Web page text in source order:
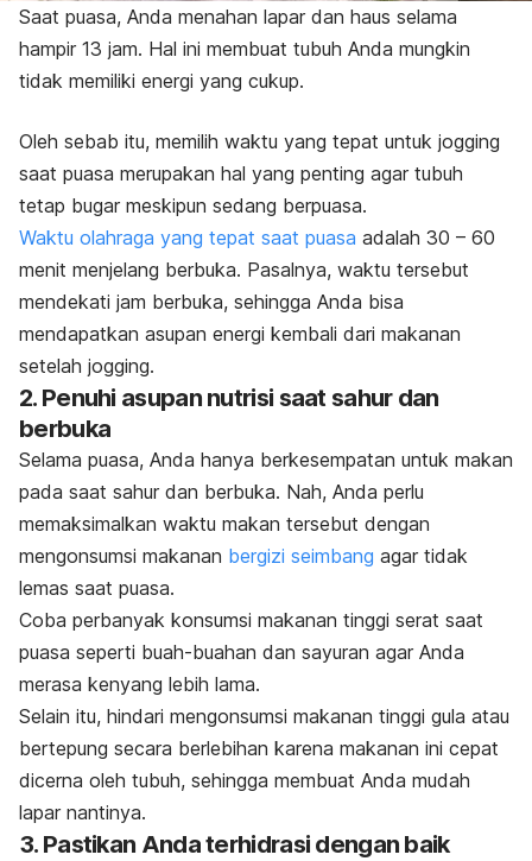
Saat puasa, Anda menahan lapar dan haus selama
hampir 13 jam. Hal ini membuat tubuh Anda mungkin
tidak memiliki energi yang cukup.
Oleh sebab itu, memilih waktu yang tepat untuk jogging
saat puasa merupakan hal yang penting agar tubuh
tetap bugar meskipun sedang berpuasa.
Waktu olahraga yang tepat saat puasa adalah 30 – 60
menit menjelang berbuka. Pasalnya, waktu tersebut
mendekati jam berbuka, sehingga Anda bisa
mendapatkan asupan energi kembali dari makanan
setelah jogging.
2. Penuhi asupan nutrisi saat sahur dan
berbuka
Selama puasa, Anda hanya berkesempatan untuk makan
pada saat sahur dan berbuka. Nah, Anda perlu
memaksimalkan waktu makan tersebut dengan
mengonsumsi makanan bergizi seimbang agar tidak
lemas saat puasa.
Coba perbanyak konsumsi makanan tinggi serat saat
puasa seperti buah-buahan dan sayuran agar Anda
merasa kenyang lebih lama.
Selain itu, hindari mengonsumsi makanan tinggi gula atau
bertepung secara berlebihan karena makanan ini cepat
dicerna oleh tubuh, sehingga membuat Anda mudah
lapar nantinya.
3. Pastikan Anda terhidrasi dengan baik